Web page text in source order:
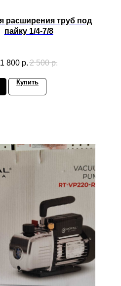
расширения труб под
пайку 1/4-7/8
1 800 р. 2 500 р.
Купить